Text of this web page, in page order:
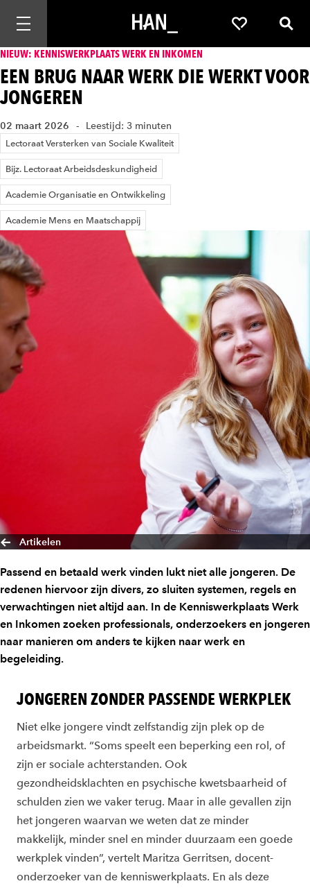
Mobiele navigatie openen Favorieten
NIEUW: KENNISWERKPLAATS WERK EN INKOMEN
EEN BRUG NAAR WERK DIE WERKT VOOR
JONGEREN
02 maart 2026 Leestijd: 3 minuten
Lectoraat Versterken van Sociale Kwaliteit
Bijz. Lectoraat Arbeidsdeskundigheid
Academie Organisatie en Ontwikkeling
Academie Mens en Maatschappij
Artikelen
Passend en betaald werk vinden lukt niet alle jongeren. De
redenen hiervoor zijn divers, zo sluiten systemen, regels en
verwachtingen niet altijd aan. In de Kenniswerkplaats Werk
en Inkomen zoeken professionals, onderzoekers en jongeren
naar manieren om anders te kijken naar werk en
begeleiding.
JONGEREN ZONDER PASSENDE WERKPLEK
Niet elke jongere vindt zelfstandig zijn plek op de
arbeidsmarkt. “Soms speelt een beperking een rol, of
zijn er sociale achterstanden. Ook
gezondheidsklachten en psychische kwetsbaarheid of
schulden zien we vaker terug. Maar in alle gevallen zijn
het jongeren waarvan we weten dat ze minder
makkelijk, minder snel en minder duurzaam een goede
werkplek vinden”, vertelt Maritza Gerritsen, docent-
onderzoeker van de kenniswerkplaats. En als deze